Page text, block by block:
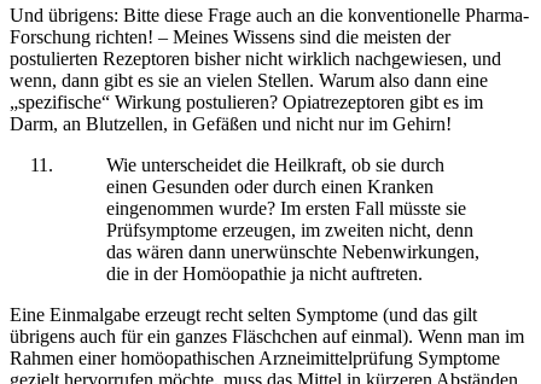
Und übrigens: Bitte diese Frage auch an die konventionelle Pharma-
Forschung richten! – Meines Wissens sind die meisten der
postulierten Rezeptoren bisher nicht wirklich nachgewiesen, und
wenn, dann gibt es sie an vielen Stellen. Warum also dann eine
„spezifische“ Wirkung postulieren? Opiatrezeptoren gibt es im
Darm, an Blutzellen, in Gefäßen und nicht nur im Gehirn!
Wie unterscheidet die Heilkraft, ob sie durch
einen Gesunden oder durch einen Kranken
eingenommen wurde? Im ersten Fall müsste sie
Prüfsymptome erzeugen, im zweiten nicht, denn
das wären dann unerwünschte Nebenwirkungen,
die in der Homöopathie ja nicht auftreten.
Eine Einmalgabe erzeugt recht selten Symptome (und das gilt
übrigens auch für ein ganzes Fläschchen auf einmal). Wenn man im
Rahmen einer homöopathischen Arzneimittelprüfung Symptome
gezielt hervorrufen möchte, muss das Mittel in kürzeren Abständen